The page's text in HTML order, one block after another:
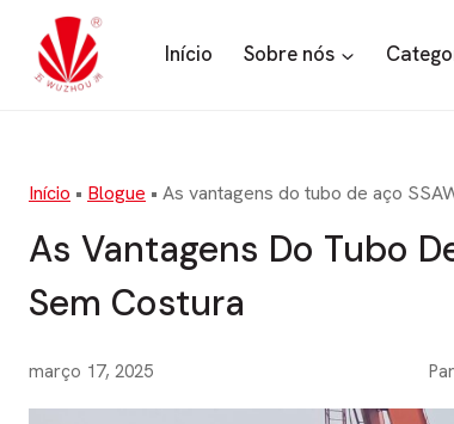
Início Sobre nós
Início • Blogue • As vantagens do tubo de aço
As Vantagens Do Tubo
Sem Costura
março 17, 2025